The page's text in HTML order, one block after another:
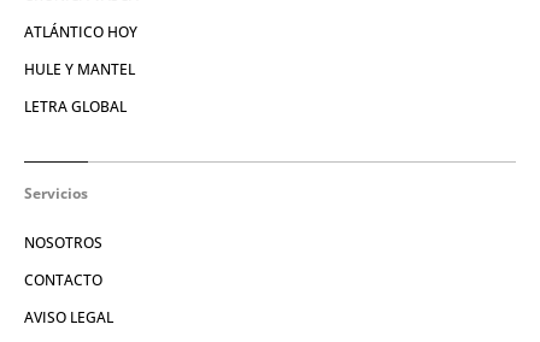
ATLÁNTICO HOY
HULE Y MANTEL
LETRA GLOBAL
Servicios
NOSOTROS
CONTACTO
AVISO LEGAL